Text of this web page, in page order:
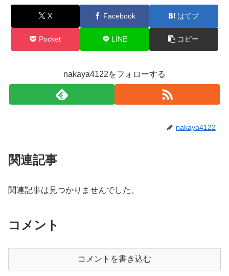
X Facebook はてブ
Pocket LINE コピー
nakaya4122をフォローする
nakaya4122
関連記事
関連記事は見つかりませんでした。
コメント
コメントを書き込む